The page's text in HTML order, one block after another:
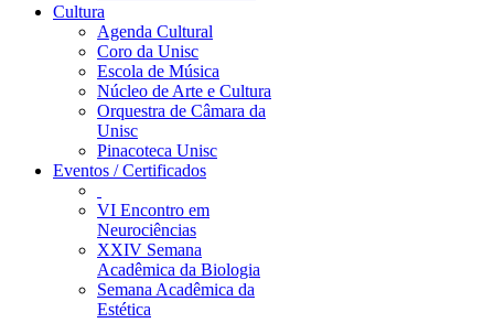
Cultura
Agenda Cultural
Coro da Unisc
Escola de Música
Núcleo de Arte e Cultura
Orquestra de Câmara da
Unisc
Pinacoteca Unisc
Eventos / Certificados
VI Encontro em
Neurociências
XXIV Semana
Acadêmica da Biologia
Semana Acadêmica da
Estética